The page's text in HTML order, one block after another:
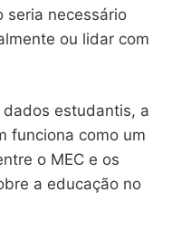
seria necessário
ou lidar com
estudantis, a
funciona como um
o MEC e os
a educação no